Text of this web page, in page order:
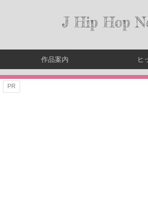
J Hip Hop
作品案内 ヒ
PR